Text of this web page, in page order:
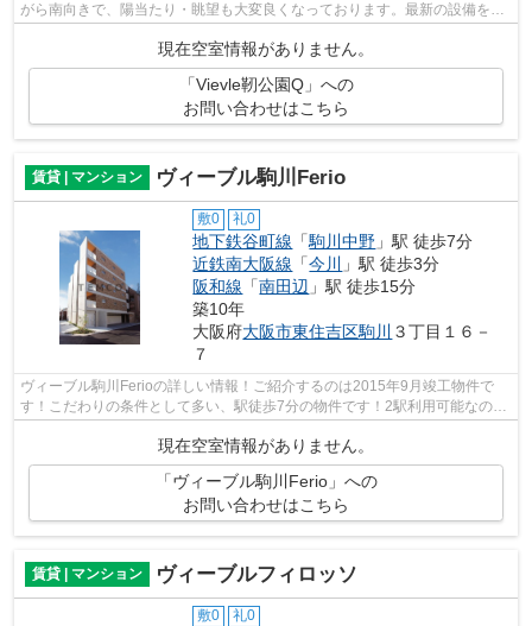
がら南向きで、陽当たり・眺望も大変良くなっております。最新の設備を導
現在空室情報がありません。
「Vievle靭公園Q」への
お問い合わせはこちら
賃貸 | マンション ヴィーブル駒川Ferio
敷0 礼0
地下鉄谷町線 「駒川中野 」駅 徒歩7分
近鉄南大阪線 「今川
」駅 徒歩3分
阪和線 「南田辺 」駅 徒歩15分
築10年
大阪府大阪市東住吉区駒川 ３丁目１６－
７
ヴィーブル駒川Ferioの詳しい情報！ご紹介するのは2015年9月竣工物件で
す！こだわりの条件として多い、駅徒歩7分の物件です！2駅利用可能なの
現在空室情報がありません。
「ヴィーブル駒川Ferio」への
お問い合わせはこちら
賃貸 | マンション ヴィーブルフィロッソ
敷0 礼0